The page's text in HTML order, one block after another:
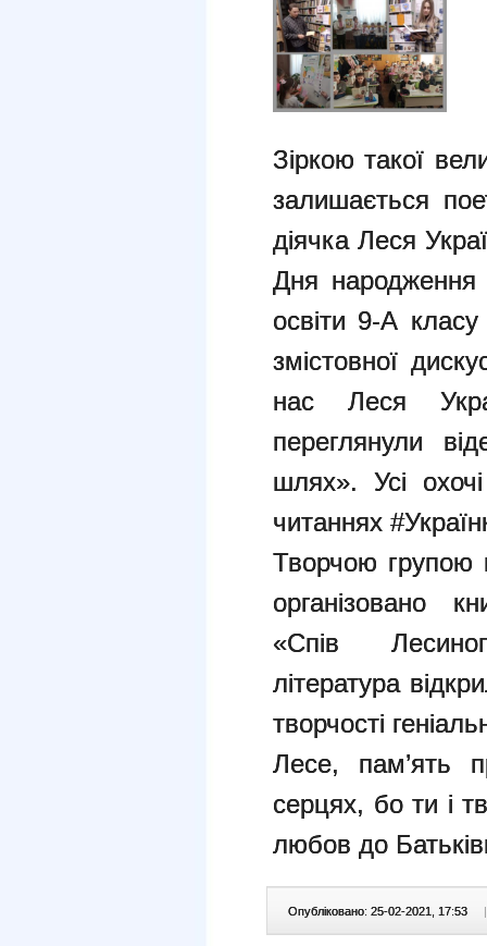
Зіркою такої
залишається
діячка Леся
Дня народження
освіти 9-А
змістовної
нас Леся
переглянули
шлях». Усі
читаннях
Творчою групою
організовано
«Спів
література
творчості
Лесе, пам’ять
серцях, бо ти і
любов до
Опубліковано: 25-02-2021, 17:53 |